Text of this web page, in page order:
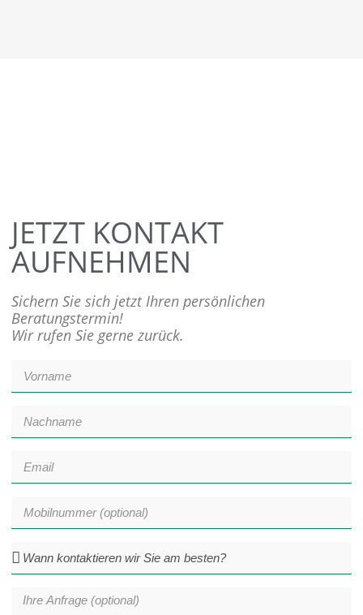
JETZT KONTAKT
AUFNEHMEN
Sichern Sie sich jetzt Ihren persönlichen
Beratungstermin!
Wir rufen Sie gerne zurück.